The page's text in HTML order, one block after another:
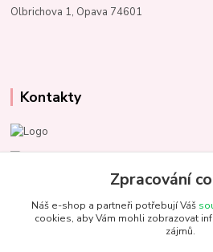
Olbrichova 1, Opava 74601
Kontakty
Marcela Kupková
+420 731 153 484
info@unezbednychklubicek.cz
Zpracování
Náš e-shop a partneři potřebují Váš
cookies, aby Vám mohli zobrazovat
zájmů.